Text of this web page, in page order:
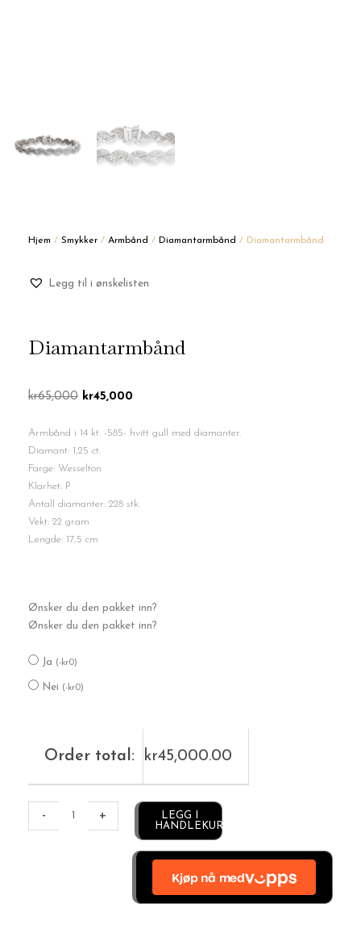
Hjem / Smykker / Armbånd / Diamantarmbånd / Diamantarmbånd
Legg til i ønskelisten
Diamantarmbånd
kr65,000 Opprinnelig
var:
kr65,000.
kr45,000
er:
Armbånd i 14 kt. -585- hvitt gull med diamanter.
Diamant: 1,25 ct.
Farge: Wesselton
Klarhet: P
Antall diamanter: 228 stk.
Vekt: 22 gram
Lengde: 17,5 cm
Ønsker du den pakket inn?
Ønsker du den pakket inn?
Ja (-kr0)
Nei (-kr0)
Order total: kr45,000.00
-
antall
+
LEGG I
HANDLEKURV